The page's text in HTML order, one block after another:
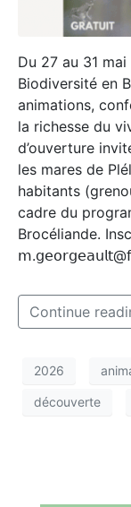
Du 27 au 31
Biodiversité en
animations,
la richesse du
d’ouverture
les mares de
habitants
cadre du
Brocéliande.
Continue
2026
découverte